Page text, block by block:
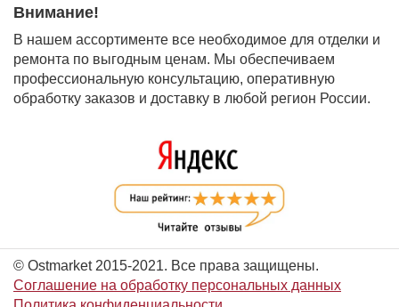
Внимание!
В нашем ассортименте все необходимое для отделки и
ремонта по выгодным ценам. Мы обеспечиваем
профессиональную консультацию, оперативную
обработку заказов и доставку в любой регион России.
© Ostmarket 2015-2021. Все права защищены.
Соглашение на обработку персональных данных